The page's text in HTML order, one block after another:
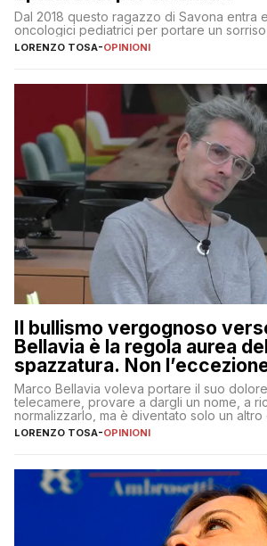
Dal 2018 questo ragazzo di Savona entra
oncologici pediatrici per portare un
LORENZO TOSA-OPINIONI
Il bullismo vergognoso
Bellavia è la regola aurea
spazzatura. Non
Marco Bellavia voleva portare il suo
telecamere, provare a dargli un nome, a
normalizzarlo, ma è diventato solo un
copione
LORENZO TOSA-OPINIONI